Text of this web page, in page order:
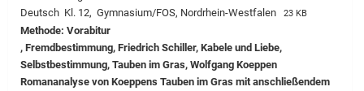
Deutsch Kl. 12, Gymnasium/FOS, Nordrhein-Westfalen 23 KB
Methode: Vorabitur
, Fremdbestimmung, Friedrich Schiller, Kabele und Liebe,
Selbstbestimmung, Tauben im Gras, Wolfgang Koeppen
Romananalyse von Koeppens Tauben im Gras mit anschließendem